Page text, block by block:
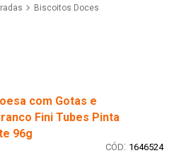
Biscoitos Doces
com Gotas e
Fini Tubes Pinta
96g
: 1646524